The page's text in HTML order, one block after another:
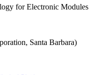
for Electronic Modules
Santa Barbara)